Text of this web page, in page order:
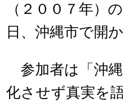
（２００７年）
日、沖縄市で開
参加者は「沖
化させず真実を